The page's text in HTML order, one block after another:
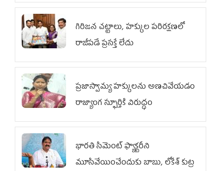
గిరిజన చట్టాలు, హక్కుల పరిరక్షణలో
రాజీపడే ప్రసక్తే లేదు
ప్రజాస్వామ్య హక్కులను అణచివేయడం
రాజ్యాంగ స్ఫూర్తికి విరుద్ధం
భారతి సిమెంట్ ఫ్యాక్టరీని
మూసివేయించేందుకు బాబు, లోకేశ్ కుట్ర